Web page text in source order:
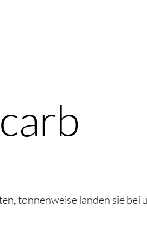
tonnenweise landen sie bei